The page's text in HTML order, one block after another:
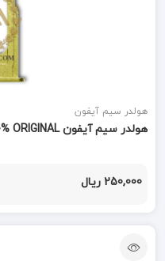
هولدر سیم آیفون
هولدر سیم آیفون HOLDER SIM IPHONE 5S GOLD 100% ORIGINAL
250,000 ریال